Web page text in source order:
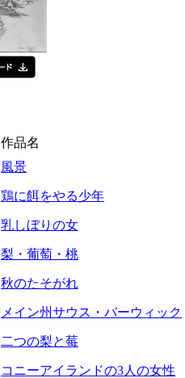
作品名
風景
鶏に餌をやる少年
乳しぼりの女
梨・葡萄・桃
秋のたそがれ
メイン州サウス・バーウィック
二つの梨と莓
コニーアイランドの3人の女性